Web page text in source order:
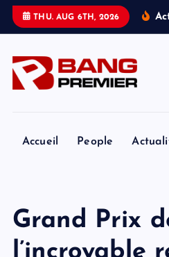
THU. AUG 6TH, 2026
Accueil People
Grand Prix
l’incroyable